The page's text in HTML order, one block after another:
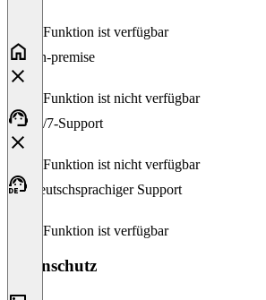
Diese Funktion ist verfügbar
On-premise
Diese Funktion ist nicht verfügbar
24/7-Support
Diese Funktion ist nicht verfügbar
Deutschsprachiger Support
Diese Funktion ist verfügbar
Datenschutz